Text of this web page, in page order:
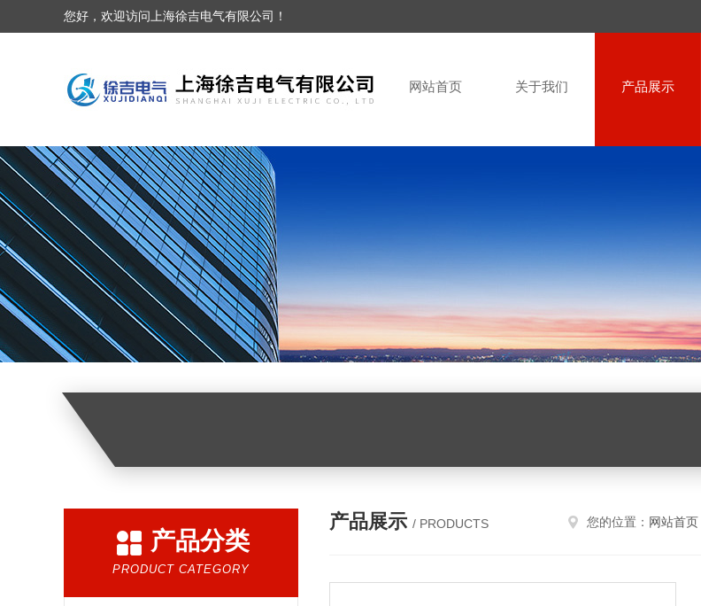
您好，欢迎访问上海徐吉电气有限公司！
网站首页 关于我们 产品展示
产品展示 / PRODUCTS 您的位置： 网站首页
产品分类
PRODUCT CATEGORY